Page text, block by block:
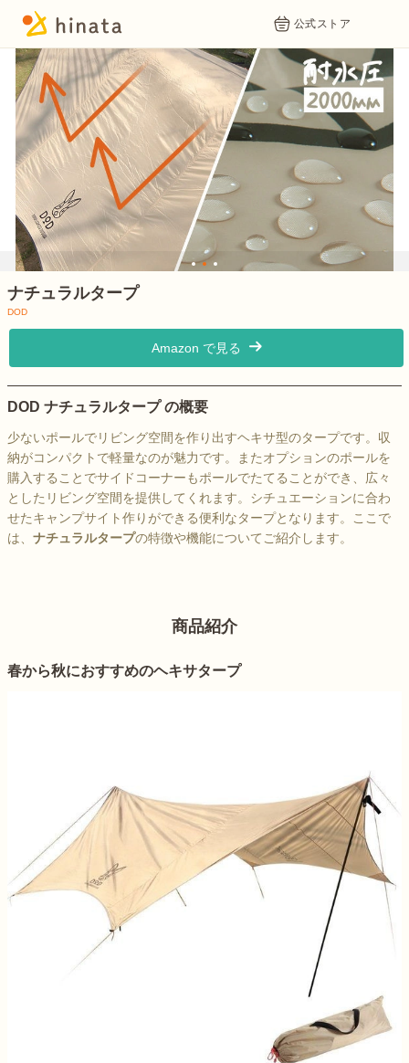
公式ストア
1 2 3
ナチュラルタープ
DOD
Amazon で見る
DOD ナチュラルタープ の概要
少ないポールでリビング空間を作り出すヘキサ型のタープです。収
納がコンパクトで軽量なのが魅力です。またオプションのポールを
購入することでサイドコーナーもポールでたてることができ、広々
としたリビング空間を提供してくれます。シチュエーションに合わ
せたキャンプサイト作りができる便利なタープとなります。ここで
は、 ナチュラルタープの特徴や機能についてご紹介します。
商品紹介
春から秋におすすめのヘキサタープ